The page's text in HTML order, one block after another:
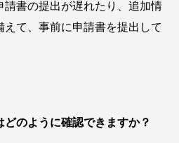
請書の提出が遅れたり、追加情
て、事前に申請書を提出して
のように確認できますか？